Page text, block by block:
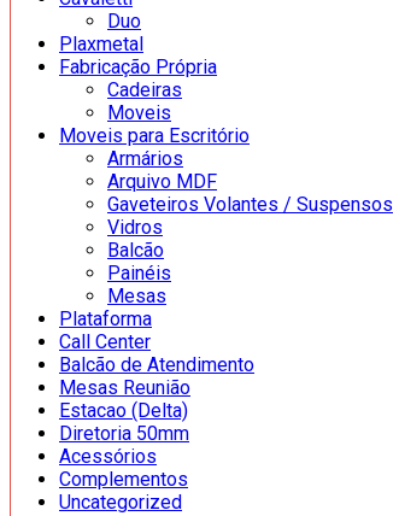
Duo
Plaxmetal
Fabricação Própria
Cadeiras
Moveis
Moveis para Escritório
Armários
Arquivo MDF
Gaveteiros Volantes / Suspensos
Vidros
Balcão
Painéis
Mesas
Plataforma
Call Center
Balcão de Atendimento
Mesas Reunião
Estacao (Delta)
Diretoria 50mm
Acessórios
Complementos
Uncategorized